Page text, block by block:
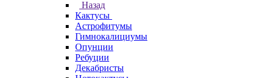
Назад
Кактусы
Астрофитумы
Гимнокалициумы
Опунции
Ребуции
Декабристы